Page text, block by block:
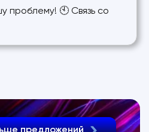
проблему! 🕙 Связь со